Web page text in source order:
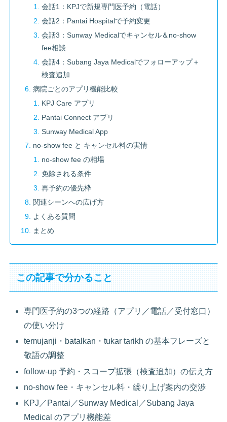
会話1：KPJで新規専門医予約（電話）
会話2：Pantai Hospitalで予約変更
会話3：Sunway Medicalでキャンセル＆no-show
fee相談
会話4：Subang Jaya Medicalでフォローアップ＋
検査追加
病院ごとのアプリ機能比較
KPJ Care アプリ
Pantai Connect アプリ
Sunway Medical App
no-show fee と キャンセル料の実情
no-show fee の相場
免除される条件
再予約の優先枠
関連シーンへの広げ方
よくある質問
まとめ
この記事で分かること
専門医予約の3つの経路（アプリ／電話／受付窓口）
の使い分け
temujanji・batalkan・tukar tarikh の基本フレーズと
敬語の調整
follow-up 予約・スコープ拡張（検査追加）の伝え方
no-show fee・キャンセル料・繰り上げ案内の交渉
KPJ／Pantai／Sunway Medical／Subang Jaya
Medical のアプリ機能差